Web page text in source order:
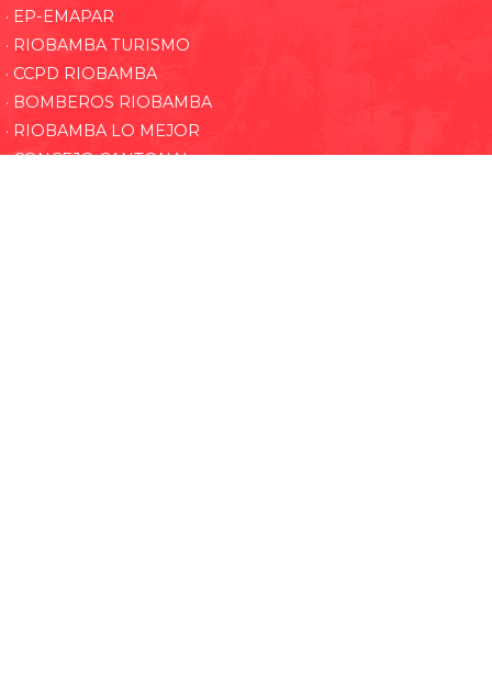
· EP-EMAPAR
· RIOBAMBA TURISMO
· CCPD RIOBAMBA
· BOMBEROS RIOBAMBA
· RIOBAMBA LO MEJOR
· CONCEJO CANTONAL